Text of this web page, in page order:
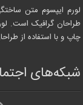
لورم ایپسوم متن
طراحان گرافیک است.
چاپ و با استفاده از
شبکه‌های